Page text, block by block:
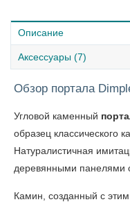
Описание
Аксессуары (7)
Обзор портала
Угловой каменный
образец классического
Натуралистичная
деревянными панелями
Камин, созданный с